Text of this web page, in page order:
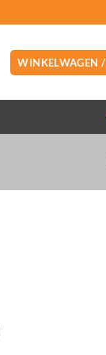
WINKELWAGEN /